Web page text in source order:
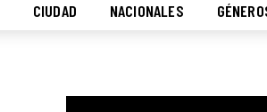
CIUDAD NACIONALES